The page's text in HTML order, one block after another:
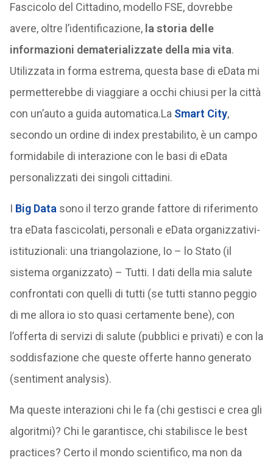
Fascicolo del Cittadino, modello FSE, dovrebbe
avere, oltre l’identificazione, la storia delle
informazioni dematerializzate della mia vita.
Utilizzata in forma estrema, questa base di eData mi
permetterebbe di viaggiare a occhi chiusi per la città
con un’auto a guida automatica.La Smart City,
secondo un ordine di index prestabilito, è un campo
formidabile di interazione con le basi di eData
personalizzati dei singoli cittadini.
I Big Data sono il terzo grande fattore di riferimento
tra eData fascicolati, personali e eData organizzativi-
istituzionali: una triangolazione, Io – lo Stato (il
sistema organizzato) – Tutti. I dati della mia salute
confrontati con quelli di tutti (se tutti stanno peggio
di me allora io sto quasi certamente bene), con
l’offerta di servizi di salute (pubblici e privati) e con la
soddisfazione che queste offerte hanno generato
(sentiment analysis).
Ma queste interazioni chi le fa (chi gestisci e crea gli
algoritmi)? Chi le garantisce, chi stabilisce le best
practices? Certo il mondo scientifico, ma non da